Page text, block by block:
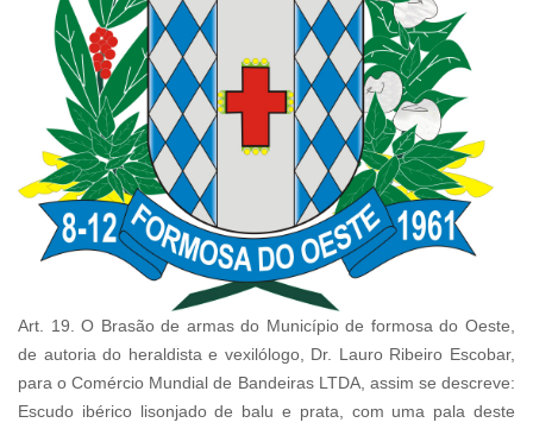
Art. 19. O Brasão de armas do Município de formosa do Oeste,
de autoria do heraldista e vexilólogo, Dr. Lauro Ribeiro Escobar,
para o Comércio Mundial de Bandeiras LTDA, assim se descreve:
Escudo ibérico lisonjado de balu e prata, com uma pala deste